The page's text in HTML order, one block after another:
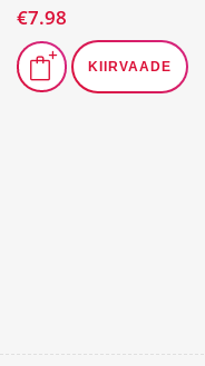
€7.98
KIIRVAADE